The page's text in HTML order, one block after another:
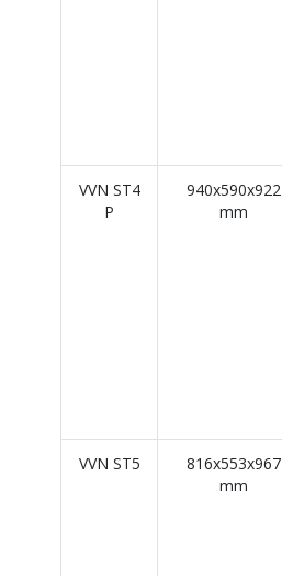
VVN ST4
P
940x590x922
mm
VVN ST5
816x553x967
mm